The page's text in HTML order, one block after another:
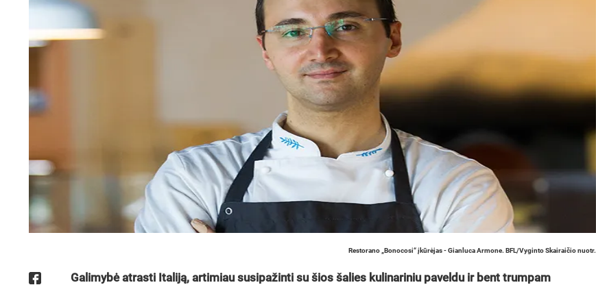
Restorano „Bonocosi“ įkūrėjas - Gianluca Armone. BFL/Vyginto Skairaičio nuotr.
Galimybė atrasti Italiją, artimiau susipažinti su šios šalies kulinariniu paveldu ir bent trumpam